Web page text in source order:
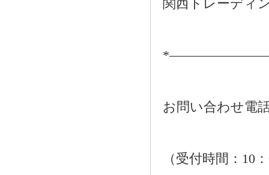
関西トレーディ
お問い合わせ電
（受付時間：10